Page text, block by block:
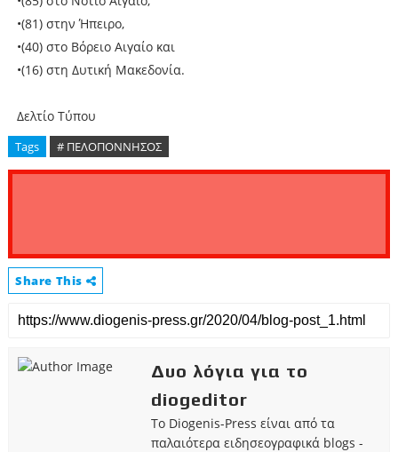
•(81) στην Ήπειρο,
•(40) στο Βόρειο Αιγαίο και
•(16) στη Δυτική Μακεδονία.
Δελτίο Τύπου
Tags # ΠΕΛΟΠΟΝΝΗΣΟΣ
Share This
Δυο λόγια για το
diogeditor
Το Diogenis-Press είναι από τα
παλαιότερα ειδησεογραφικά blogs -